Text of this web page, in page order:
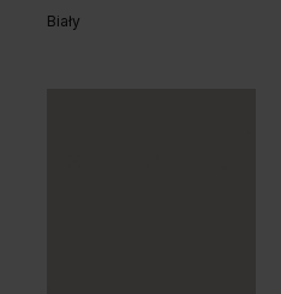
Biały